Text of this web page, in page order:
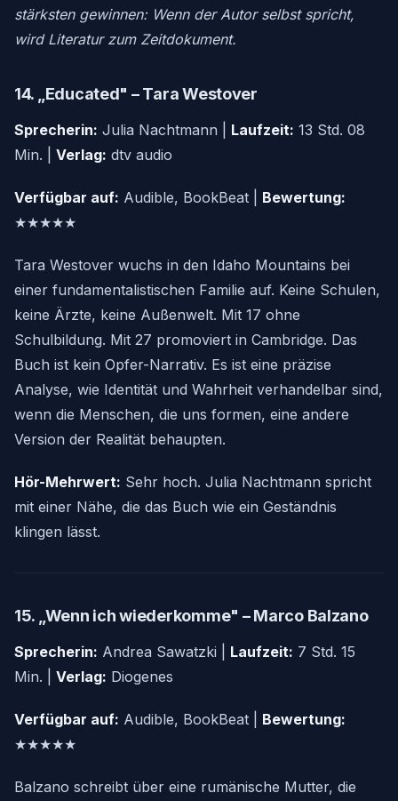
stärksten gewinnen: Wenn der Autor selbst spricht,
wird Literatur zum Zeitdokument.
14. „Educated" – Tara Westover
Sprecherin: Julia Nachtmann | Laufzeit: 13 Std. 08
Min. | Verlag: dtv audio
Verfügbar auf: Audible, BookBeat | Bewertung:
★★★★★
Tara Westover wuchs in den Idaho Mountains bei
einer fundamentalistischen Familie auf. Keine Schulen,
keine Ärzte, keine Außenwelt. Mit 17 ohne
Schulbildung. Mit 27 promoviert in Cambridge. Das
Buch ist kein Opfer-Narrativ. Es ist eine präzise
Analyse, wie Identität und Wahrheit verhandelbar sind,
wenn die Menschen, die uns formen, eine andere
Version der Realität behaupten.
Hör-Mehrwert: Sehr hoch. Julia Nachtmann spricht
mit einer Nähe, die das Buch wie ein Geständnis
klingen lässt.
15. „Wenn ich wiederkomme" – Marco Balzano
Sprecherin: Andrea Sawatzki | Laufzeit: 7 Std. 15
Min. | Verlag: Diogenes
Verfügbar auf: Audible, BookBeat | Bewertung:
★★★★★
Balzano schreibt über eine rumänische Mutter, die